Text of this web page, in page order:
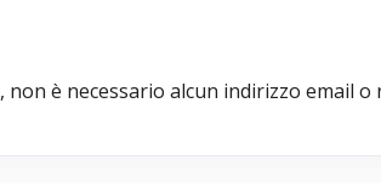
non è necessario alcun indirizzo email